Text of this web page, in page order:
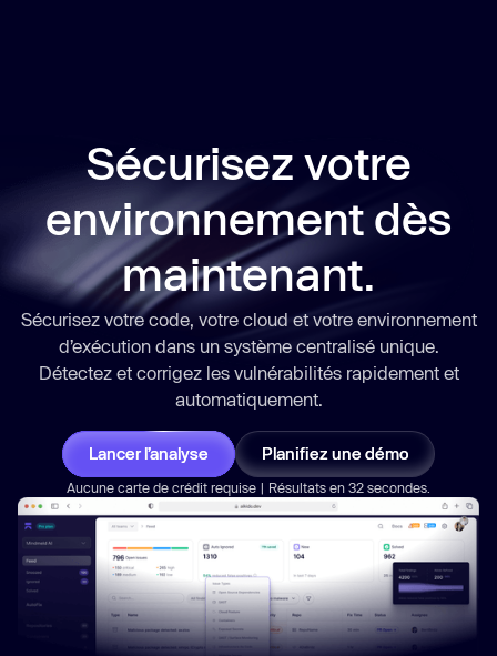
Sécurisez votre
environnement dès
maintenant.
Sécurisez votre code, votre cloud et votre environnement
d’exécution dans un système centralisé unique.
Détectez et corrigez les vulnérabilités rapidementet
automatiquement.
Lancer l’analyse Planifiez une démo
Aucune carte de crédit requise | Résultats en 32 secondes.